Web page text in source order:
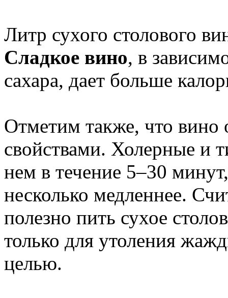
Литр сухого столового
Сладкое вино, в
сахара, дает больше
Отметим также, что вино
свойствами. Холерные и
нем в течение 5–30
несколько медленнее.
полезно пить сухое
только для утоления
целью.